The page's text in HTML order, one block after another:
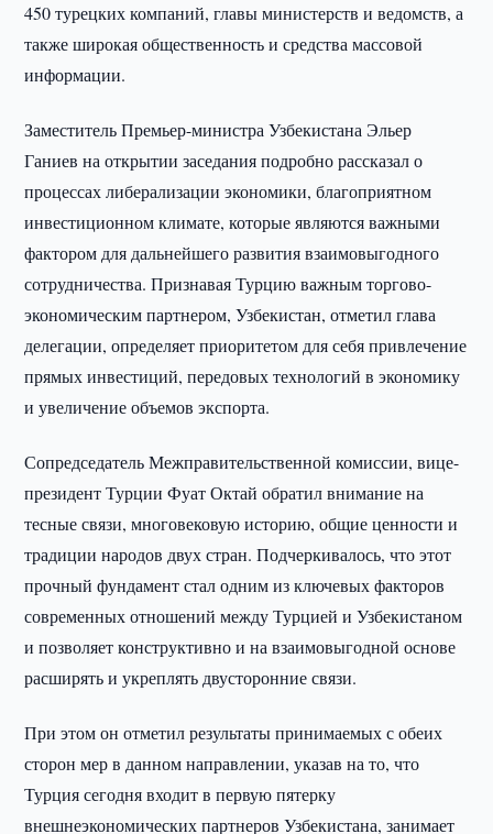
450 турецких компаний, главы министерств и ведомств, а
также широкая общественность и средства массовой
информации.
Заместитель Премьер-министра Узбекистана Эльер
Ганиев на открытии заседания подробно рассказал о
процессах либерализации экономики, благоприятном
инвестиционном климате, которые являются важными
фактором для дальнейшего развития взаимовыгодного
сотрудничества. Признавая Турцию важным торгово-
экономическим партнером, Узбекистан, отметил глава
делегации, определяет приоритетом для себя привлечение
прямых инвестиций, передовых технологий в экономику
и увеличение объемов экспорта.
Сопредседатель Межправительственной комиссии, вице-
президент Турции Фуат Октай обратил внимание на
тесные связи, многовековую историю, общие ценности и
традиции народов двух стран. Подчеркивалось, что этот
прочный фундамент стал одним из ключевых факторов
современных отношений между Турцией и Узбекистаном
и позволяет конструктивно и на взаимовыгодной основе
расширять и укреплять двусторонние связи.
При этом он отметил результаты принимаемых с обеих
сторон мер в данном направлении, указав на то, что
Турция сегодня входит в первую пятерку
внешнеэкономических партнеров Узбекистана, занимает